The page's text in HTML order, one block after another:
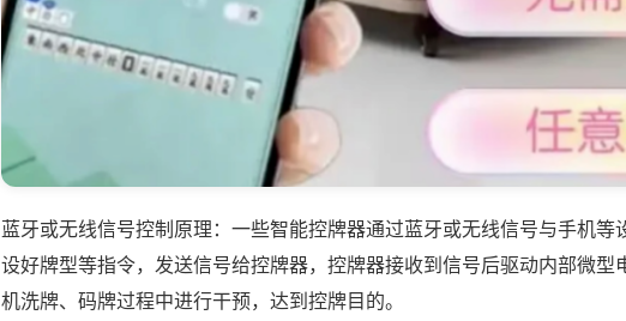
蓝牙或无线信号控制原理：一些智能控牌器通过蓝牙或无线信号与手机等
设好牌型等指令，发送信号给控牌器，控牌器接收到信号后驱动内部微型
机洗牌、码牌过程中进行干预，达到控牌目的。